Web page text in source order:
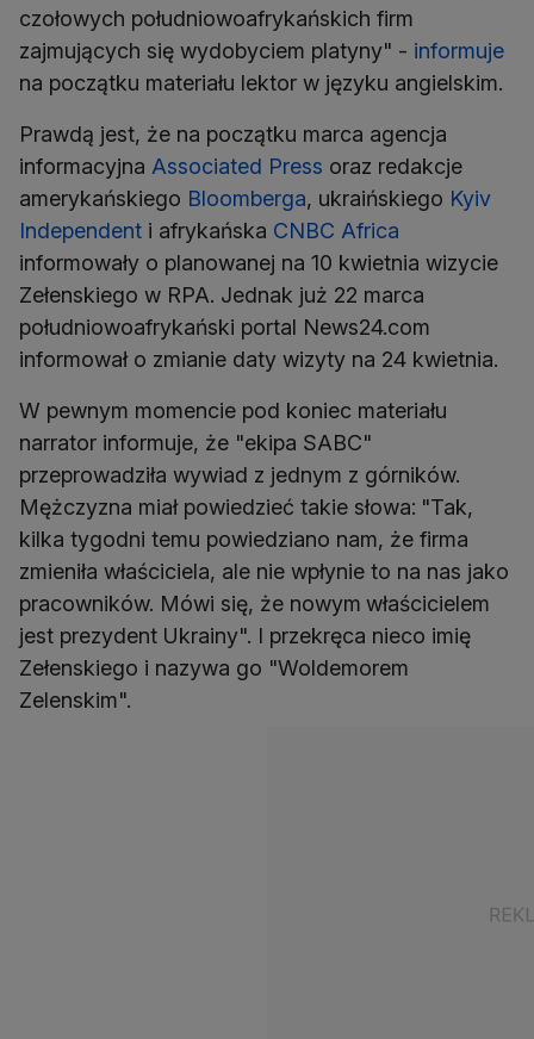
czołowych południowoafrykańskich firm
zajmujących się wydobyciem platyny" - informuje
na początku materiału lektor w języku angielskim.
Prawdą jest, że na początku marca agencja
informacyjna Associated Press oraz redakcje
amerykańskiego Bloomberga, ukraińskiego Kyiv
Independent i afrykańska CNBC Africa
informowały o planowanej na 10 kwietnia wizycie
Zełenskiego w RPA. Jednak już 22 marca
południowoafrykański portal News24.com
informował o zmianie daty wizyty na 24 kwietnia.
W pewnym momencie pod koniec materiału
narrator informuje, że "ekipa SABC"
przeprowadziła wywiad z jednym z górników.
Mężczyzna miał powiedzieć takie słowa: "Tak,
kilka tygodni temu powiedziano nam, że firma
zmieniła właściciela, ale nie wpłynie to na nas jako
pracowników. Mówi się, że nowym właścicielem
jest prezydent Ukrainy". I przekręca nieco imię
Zełenskiego i nazywa go "Woldemorem
Zelenskim".